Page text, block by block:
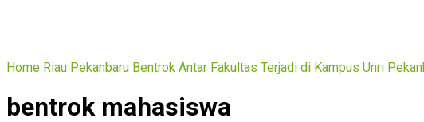
Home Riau Pekanbaru Bentrok Antar Fakultas Terjadi di Kampus Unri
bentrok mahasiswa